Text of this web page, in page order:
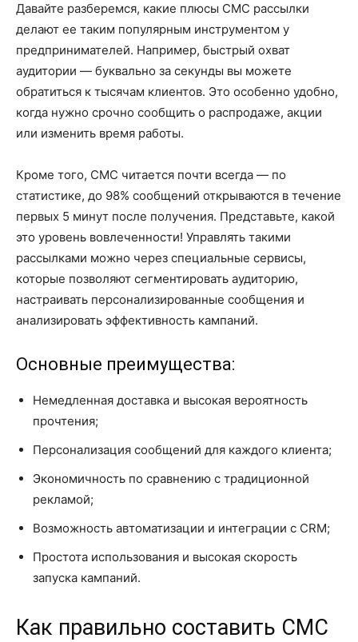
Давайте разберемся, какие плюсы СМС рассылки
делают ее таким популярным инструментом у
предпринимателей. Например, быстрый охват
аудитории — буквально за секунды вы можете
обратиться к тысячам клиентов. Это особенно удобно,
когда нужно срочно сообщить о распродаже, акции
или изменить время работы.
Кроме того, СМС читается почти всегда — по
статистике, до 98% сообщений открываются в течение
первых 5 минут после получения. Представьте, какой
это уровень вовлеченности! Управлять такими
рассылками можно через специальные сервисы,
которые позволяют сегментировать аудиторию,
настраивать персонализированные сообщения и
анализировать эффективность кампаний.
Основные преимущества:
Немедленная доставка и высокая вероятность
прочтения;
Персонализация сообщений для каждого клиента;
Экономичность по сравнению с традиционной
рекламой;
Возможность автоматизации и интеграции с CRM;
Простота использования и высокая скорость
запуска кампаний.
Как правильно составить СМС